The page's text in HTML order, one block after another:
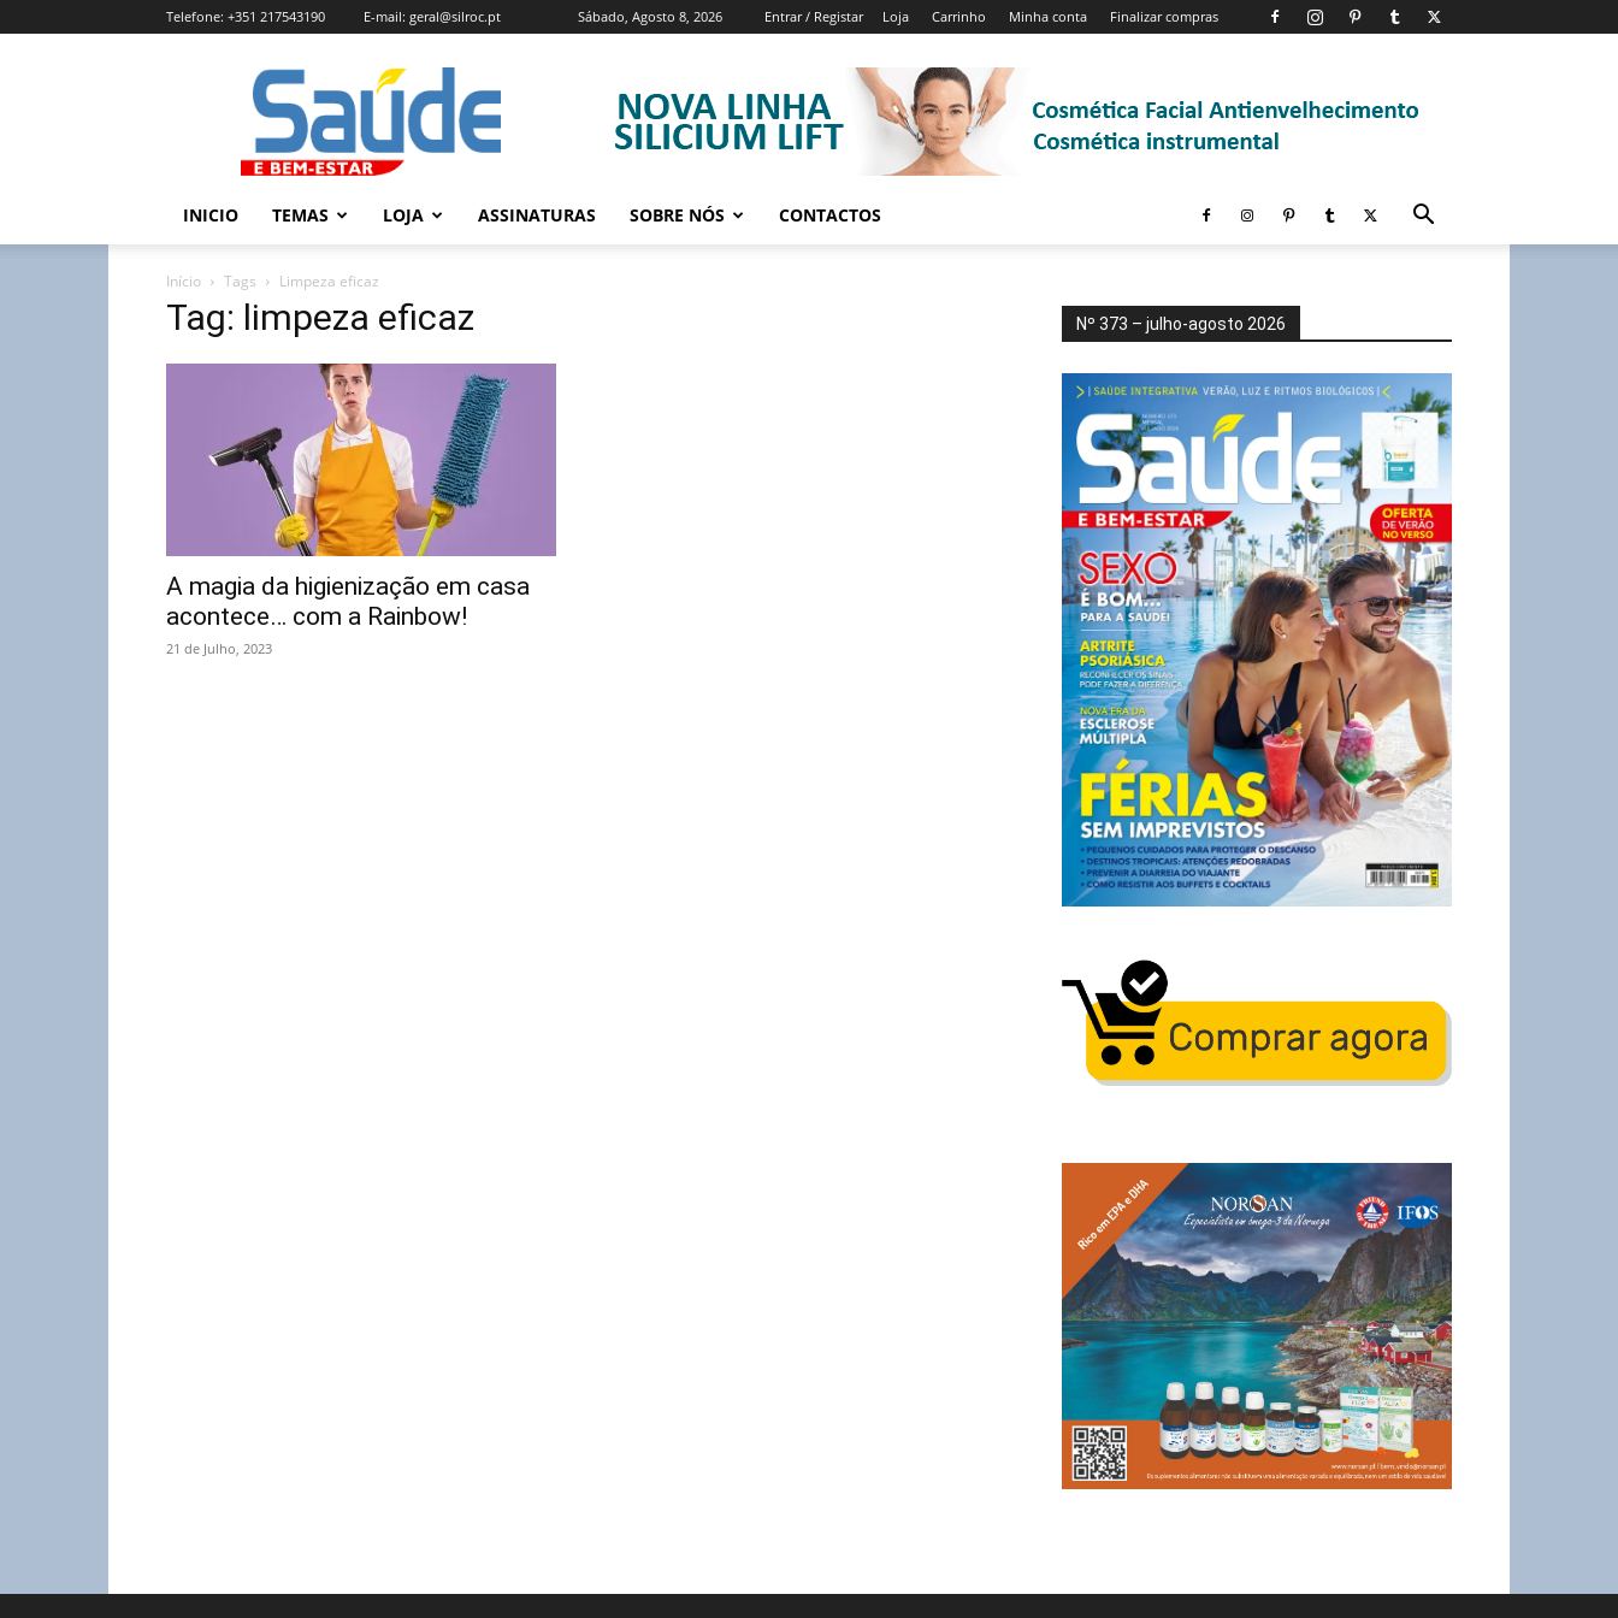
Sábado, Agosto 8, 2026 Entrar / Registar Loja Carrinho Minha conta Finalizar compras
Telefone: +351 217543190 E-mail: geral@silroc.pt
Revista
Saúde
e
Bem
Estar
Edição
INICIO TEMAS LOJA ASSINATURAS SOBRE NÓS CONTACTOS
Início Tags Limpeza eficaz
Tag: limpeza eficaz
A magia da higienização em casa
acontece… com a Rainbow!
21 de Julho, 2023
Nº 373 – julho-agosto 2026